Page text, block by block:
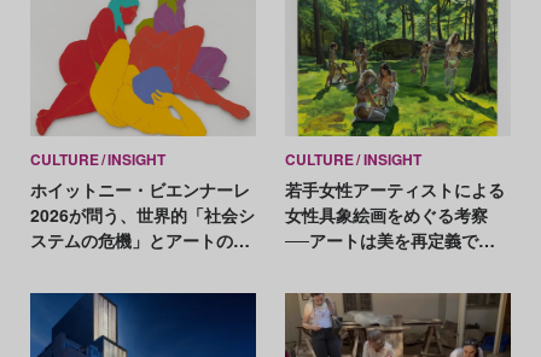
CULTURE INSIGHT
ホイットニー・ビエンナーレ
2026が問う、世界的「社会シ
ステムの危機」とアートの応
CULTURE INSIGHT
若手女性アーティストによる
女性具象絵画をめぐる考察
──アートは美を再定義でき